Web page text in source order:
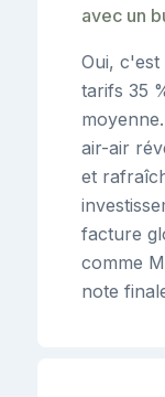
avec un
Oui, c'est
tarifs 35
air-air
et
facture
comme
note